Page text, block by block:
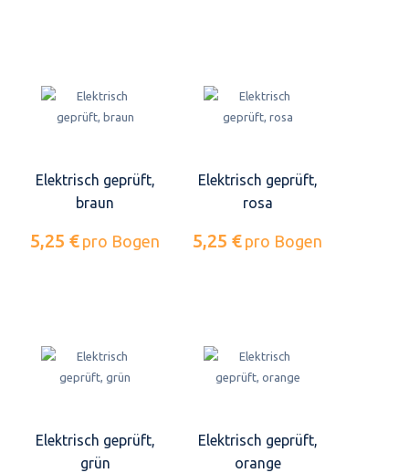
Elektrisch geprüft,
braun
5,25 € pro Bogen
Elektrisch geprüft,
rosa
5,25 € pro Bogen
Elektrisch geprüft,
grün
Elektrisch geprüft,
orange